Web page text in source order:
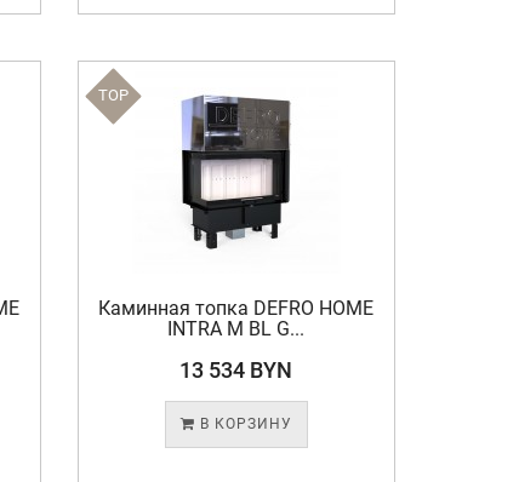
TOP
Каминная топка DEFRO HOME
INTRA M BL G...
13 534 BYN
В КОРЗИНУ